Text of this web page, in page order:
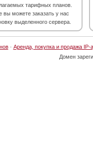
тарифных планов.
вы можете заказать у нас
выделенного сервера.
· Аренда, покупка и продажа IP-
Домен